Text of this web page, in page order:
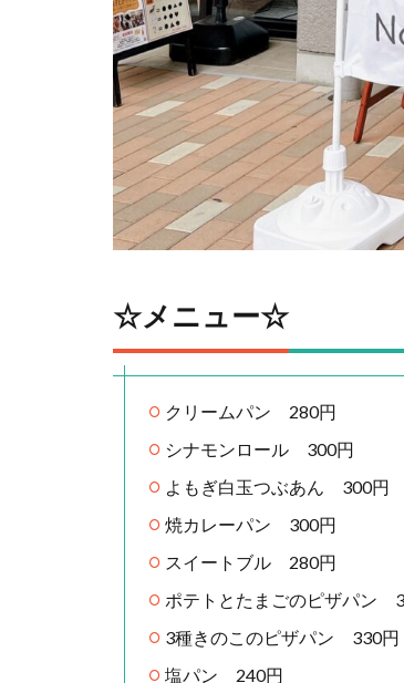
☆メニュー☆
クリームパン 280円
シナモンロール 300円
よもぎ白玉つぶあん 300円
焼カレーパン 300円
スイートブル 280円
ポテトとたまごのピザパン
3種きのこのピザパン 330円
塩パン 240円